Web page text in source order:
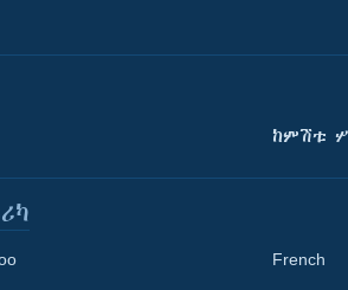
ከምሽቱ
French